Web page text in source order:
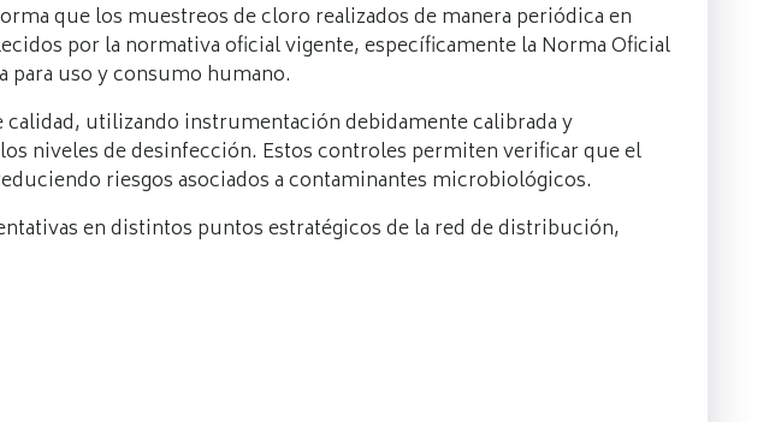
que los muestreos de cloro realizados de manera periódica en
por la normativa oficial vigente, específicamente la Norma Oficial
para uso y consumo humano.
utilizando instrumentación debidamente calibrada y
niveles de desinfección. Estos controles permiten verificar que el
riesgos asociados a contaminantes microbiológicos.
en distintos puntos estratégicos de la red de distribución,